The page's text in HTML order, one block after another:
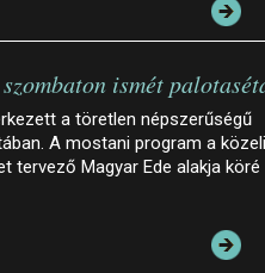
ismét
a töretlen népszerűségű
A mostani program a közeli
tervező Magyar Ede alakja köré